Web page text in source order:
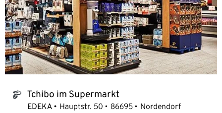
tchibo_logo Tchibo im Supermarkt
EDEKA Hauptstr. 50 86695 Nordendorf